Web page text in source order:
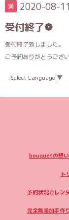
満 2020-08-
受付終了❁
受付終了致しました。
ご予約ありがとうござ
Select Language ▼
bouquetの想い
ト
予約状況カレン
完全無添加手作